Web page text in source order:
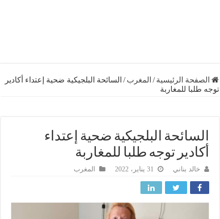
الرئيسية /المغرب/السائحة البلجيكية ضحية إعتداء أكادير
للمغاربة
البلجيكية ضحية إعتداء
توجه طلبا للمغاربة
خالد بناني المغرب